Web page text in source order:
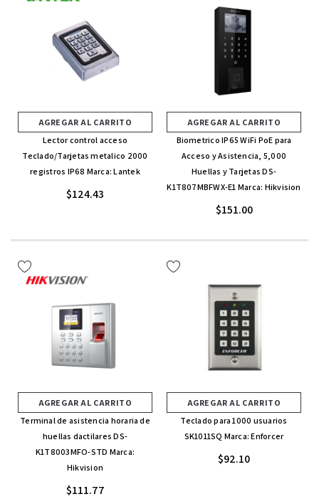
AGREGAR AL CARRITO
Lector control acceso
Teclado/Tarjetas metalico 2000
registros IP68 Marca: Lantek
$124.43
AGREGAR AL CARRITO
Biometrico IP65 WiFi PoE para
Acceso y Asistencia, 5,000
Huellas y Tarjetas DS-
K1T807MBFWX-E1 Marca: Hikvision
$151.00
AGREGAR AL CARRITO
Terminal de asistencia horaria de
huellas dactilares DS-
K1T8003MFO-STD Marca:
Hikvision
$111.77
AGREGAR AL CARRITO
Teclado para 1000 usuarios
SK1011SQ Marca: Enforcer
$92.10